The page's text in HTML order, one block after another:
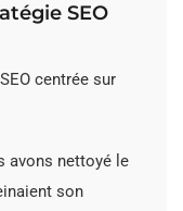
SEO
centrée sur
avons nettoyé le
son